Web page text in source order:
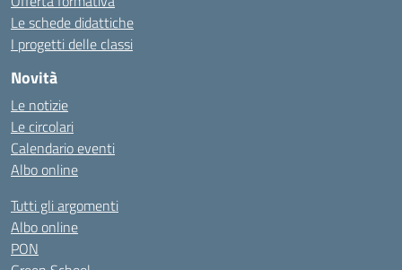
Le schede didattiche
I progetti delle classi
Novità
Le notizie
Le circolari
Calendario eventi
Albo online
Tutti gli argomenti
Albo online
PON